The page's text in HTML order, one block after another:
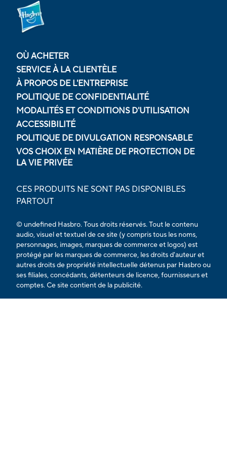
OÙ ACHETER
SERVICE À LA CLIENTÈLE
À PROPOS DE L'ENTREPRISE
POLITIQUE DE CONFIDENTIALITÉ
MODALITÉS ET CONDITIONS D'UTILISATION
ACCESSIBILITÉ
POLITIQUE DE DIVULGATION RESPONSABLE
VOS CHOIX EN MATIÈRE DE PROTECTION DE
LA VIE PRIVÉE
CES PRODUITS NE SONT PAS DISPONIBLES
PARTOUT
© undefined Hasbro. Tous droits réservés. Tout le contenu
audio, visuel et textuel de ce site (y compris tous les noms,
personnages, images, marques de commerce et logos) est
protégé par les marques de commerce, les droits d'auteur et
autres droits de propriété intellectuelle détenus par Hasbro ou
ses filiales, concédants, détenteurs de licence, fournisseurs et
comptes. Ce site contient de la publicité.